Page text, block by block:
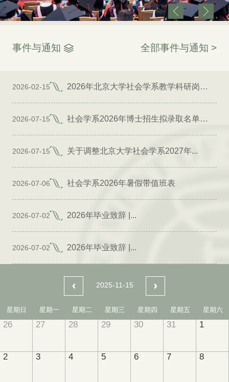
事件与通知 全部事件与通知 >
2026-02-15 2026年北京大学社会学系教学科研岗位招聘启事
2026-07-15 社会学系2026年博士招生拟录取名单公示（专项）
2026-07-15 关于调整北京大学社会学系2027年...
2026-07-06 社会学系2026年暑假带值班表
2026-07-02 2026年毕业致辞 |...
2026-07-02 2026年毕业致辞 |...
2025-11-15
星期日 星期一 星期二 星期三 星期四 星期五 星期六
26 27 28 29 30 31 1
2 3 4 5 6 7 8